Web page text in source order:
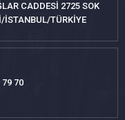
CADDESİ 2725 SOK
İSTANBUL/TÜRKİYE
79 70